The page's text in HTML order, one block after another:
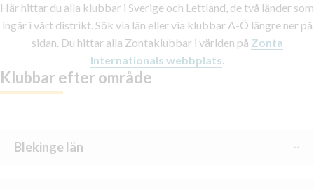
Här hittar du alla klubbar i Sverige och Lettland, de två länder som
ingår i vårt distrikt. Sök via län eller via klubbar A-Ö längre ner på
sidan. Du hittar alla Zontaklubbar i världen på Zonta
Internationals webbplats.
Klubbar efter område
Blekinge län